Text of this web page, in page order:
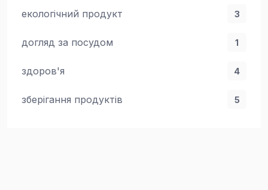
екологічний продукт 3
догляд за посудом 1
здоров'я 4
зберігання продуктів 5